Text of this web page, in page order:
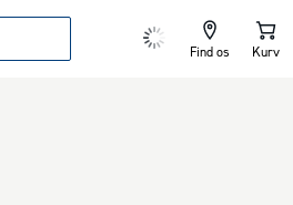
Find os Kurv